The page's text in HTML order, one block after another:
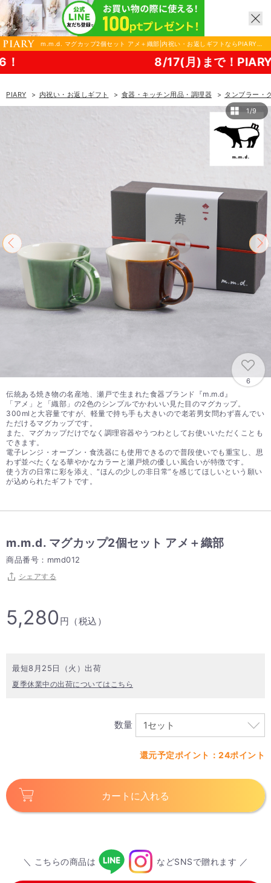
m.m.d. マグカップ2個セット アメ＋織部|内祝い・お返しギフトならPIARY
（ピアリー）
8/17(月)まで！PIARY 夏祭り
PIARY 内祝い・お返しギフト 食器・キッチン用品・調理器
タンブラー・
1/9
6
伝統ある焼き物の名産地、瀬戸で生まれた食器ブランド『m.m.d』
「アメ」と「織部」の2色のシンプルでかわいい見た目のマグカップ。
300mlと大容量ですが、軽量で持ち手も大きいので老若男女問わず喜んでい
ただけるマグカップです。
また、マグカップだけでなく調理容器やうつわとしてお使いいただくことも
できます。
電子レンジ・オーブン・食洗器にも使用できるので普段使いでも重宝し、思
わず並べたくなる華やかなカラーと瀬戸焼の優しい風合いが特徴です。
使う方の日常に彩を添え、“ほんの少しの非日常”を感じてほしいという願い
が込められたギフトです。
m.m.d. マグカップ2個セット アメ＋織部
商品番号：mmd012
シェアする
5,280 円（税込）
最短8月25日（火）出荷
夏季休業中の出荷についてはこちら
数量
還元予定ポイント：24ポイント
カートに入れる
＼ こちらの商品は などSNSで贈れます ／